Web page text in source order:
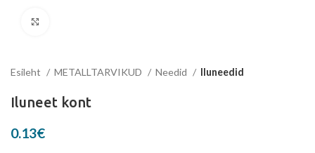
Esileht METALLTARVIKUD Needid Iluneedid
Iluneet kont
0.13€